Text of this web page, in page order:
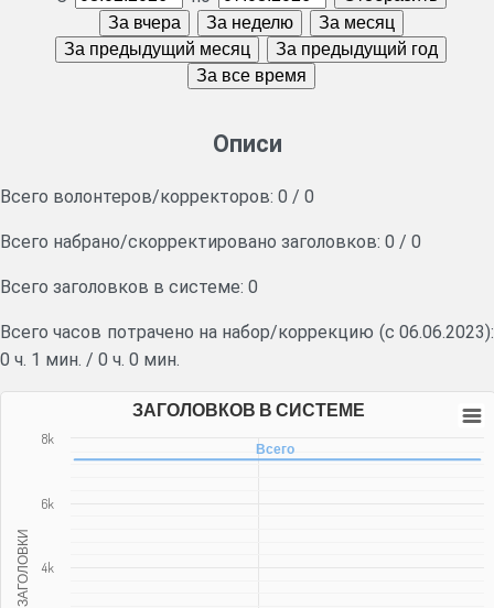
Описи
Всего волонтеров/корректоров: 0 / 0
Всего набрано/скорректировано заголовков: 0 / 0
Всего заголовков в системе: 0
Всего часов потрачено на набор/коррекцию (с 06.06.2023):
0 ч. 1 мин. / 0 ч. 0 мин.
ЗАГОЛОВКИ
Всего
ЗАГОЛОВКОВ В СИСТЕМЕ
4k
6k
8k